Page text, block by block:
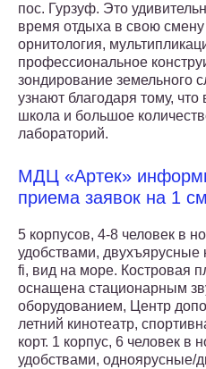
пос. Гурзуф. Это
время отдыха в свою смену
орнитология,
профессиональное
зондирование земельного
узнают благодаря тому, что
школа и большое
лабораторий.
МДЦ «Артек»
приема заявок на 1
5 корпусов, 4-8 человек в
удобствами, двухъярусные
fi, вид на море. Костровая
оснащена стационарным
оборудованием, Центр
летний кинотеатр,
корт. 1 корпус, 6 человек в
удобствами, одноярусные/